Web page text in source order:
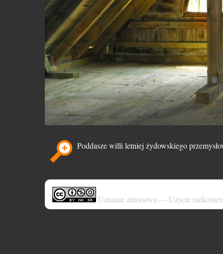
Poddasze willi letniej żydowskiego
Uznanie autorstwa — Użycie